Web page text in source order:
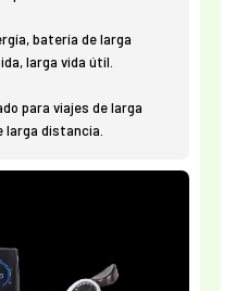
batería de larga
larga vida útil.
para viajes de larga
larga distancia.